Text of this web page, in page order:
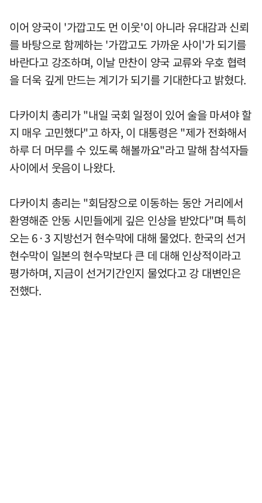
이어 양국이 '가깝고도 먼 이웃'이 아니라 유대감과 신뢰
를 바탕으로 함께하는 '가깝고도 가까운 사이'가 되기를
바란다고 강조하며, 이날 만찬이 양국 교류와 우호 협력
을 더욱 깊게 만드는 계기가 되기를 기대한다고 밝혔다.
다카이치 총리가 "내일 국회 일정이 있어 술을 마셔야 할
지 매우 고민했다"고 하자, 이 대통령은 "제가 전화해서
하루 더 머무를 수 있도록 해볼까요"라고 말해 참석자들
사이에서 웃음이 나왔다.
다카이치 총리는 "회담장으로 이동하는 동안 거리에서
환영해준 안동 시민들에게 깊은 인상을 받았다"며 특히
오는 6·3 지방선거 현수막에 대해 물었다. 한국의 선거
현수막이 일본의 현수막보다 큰 데 대해 인상적이라고
평가하며, 지금이 선거기간인지 물었다고 강 대변인은
전했다.